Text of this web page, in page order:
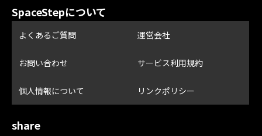
SpaceStepについて
よくあるご質問 運営会社
お問い合わせ サービス利用規約
個人情報について リンクポリシー
share